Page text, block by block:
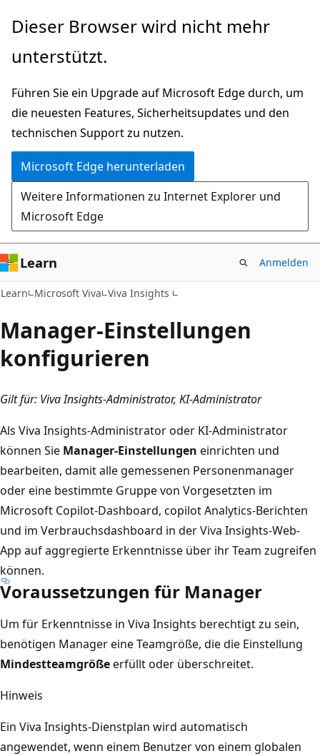
Zu
wechseln
Dieser Browser wird nicht mehr
unterstützt.
Führen Sie ein Upgrade auf Microsoft Edge durch, um
die neuesten Features, Sicherheitsupdates und den
technischen Support zu nutzen.
Microsoft Edge herunterladen
Weitere Informationen zu Internet Explorer und
Microsoft Edge
Learn Anmelden
Learn Microsoft Viva Viva Insights
Manager-Einstellungen
konfigurieren
Gilt für: Viva Insights-Administrator, KI-Administrator
Als Viva Insights-Administrator oder KI-Administrator
können Sie Manager-Einstellungen einrichten und
bearbeiten, damit alle gemessenen Personenmanager
oder eine bestimmte Gruppe von Vorgesetzten im
Microsoft Copilot-Dashboard, copilot Analytics-Berichten
und im Verbrauchsdashboard in der Viva Insights-Web-
App auf aggregierte Erkenntnisse über ihr Team zugreifen
können.
Voraussetzungen für Manager
Um für Erkenntnisse in Viva Insights berechtigt zu sein,
benötigen Manager eine Teamgröße, die die Einstellung
Mindestteamgrößeerfüllt oder überschreitet.
Hinweis
Ein Viva Insights-Dienstplan wird automatisch
angewendet, wenn einem Benutzer von einem globalen